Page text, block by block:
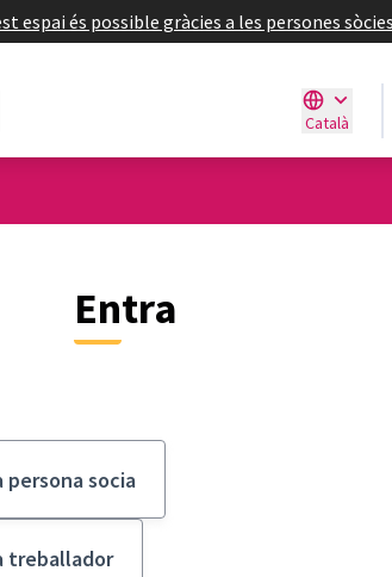
espai és possible gràcies a les persones
Català
Triar la
Entra
persona socia
treballador